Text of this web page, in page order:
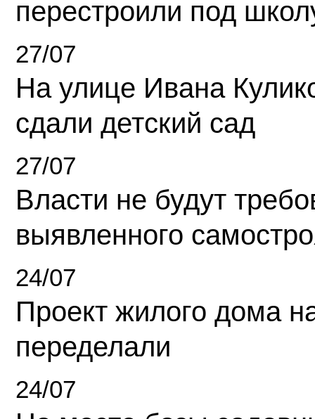
перестроили под
27/07
На улице Ивана
сдали детский сад
27/07
Власти не будут
выявленного
24/07
Проект жилого дома
переделали
24/07